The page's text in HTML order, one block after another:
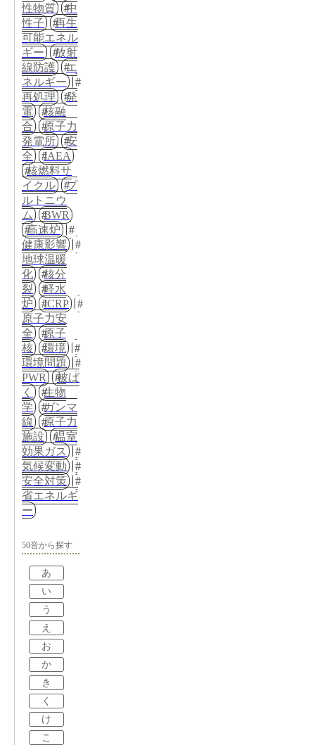
性物質
中
性子
再生
可能エネル
ギー
放射
線防護
エ
ネルギー
再処理
発
電
核融
合
原子力
発電所
安
全
IAEA
核燃料サ
イクル
プ
ルトニウ
ム
BWR
高速炉
健康影響
地球温暖
化
核分
裂
軽水
炉
ICRP
原子力安
全
原子
核
環境
環境問題
PWR
被ば
く
生物
学
ガンマ
線
原子力
施設
温室
効果ガス
気候変動
安全対策
省エネルギ
ー
50音から探す
あ
い
う
え
お
か
き
く
け
こ